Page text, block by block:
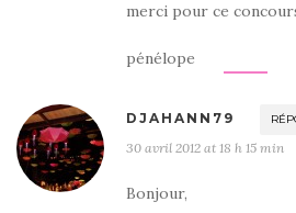
merci pour ce
pénélope
DJAHANN79
30 avril 2012 at 18 h 15 min
Bonjour,